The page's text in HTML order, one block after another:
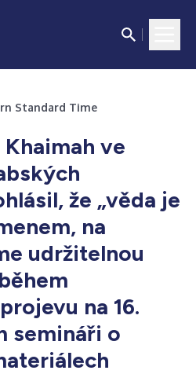
Standard Time
ve
že „věda je
na
udržitelnou
na 16.
semináři o